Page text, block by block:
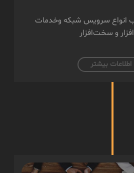
انواع سرویس‌ شبکه وخدمات
و سخت‌افزار
اطلاعات بیشتر